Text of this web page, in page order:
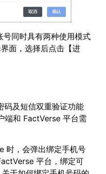
同时具有两种使用模式
面，选择后点击【进
码及短信双重验证功能
端和 FactVerse 平台需
时，会弹出绑定手机号
平台，绑定可